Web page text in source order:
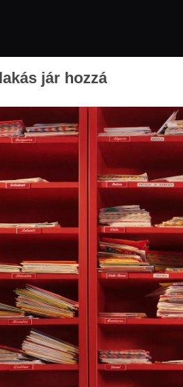
jár hozzá